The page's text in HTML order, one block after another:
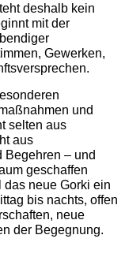
deshalb kein
mit der
Gewerken,
und
selten aus
aus
Begehren – und
geschaffen
neue Gorki ein
bis nachts, offen
neue
der Begegnung.